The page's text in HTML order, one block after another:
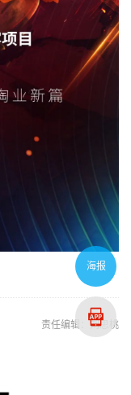
责任编辑：刘思桃
海报